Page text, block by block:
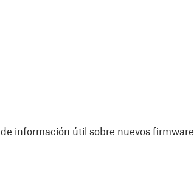
de información útil sobre nuevos